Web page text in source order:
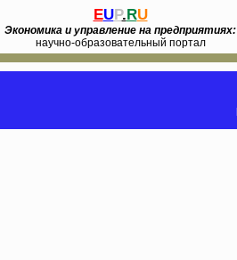
EUP.RU
Экономика и управление на предприятиях:
научно-образовательный портал